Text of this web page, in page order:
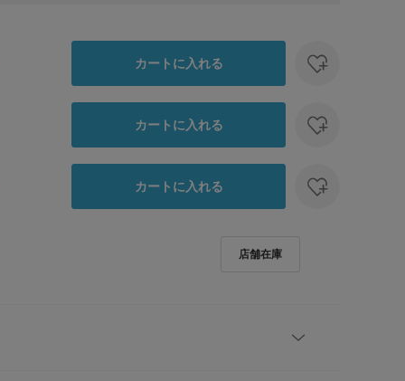
カートに入れる
カートに入れる
カートに入れる